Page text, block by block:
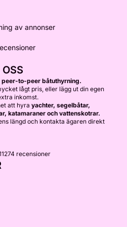
av annonser
peer-to-peer båtuthyrning.
lågt pris, eller lägg ut din egen
inkomst.
att hyra yachter, segelbåtar,
katamaraner och vattenskotrar.
längd och kontakta ägaren direkt
recensioner